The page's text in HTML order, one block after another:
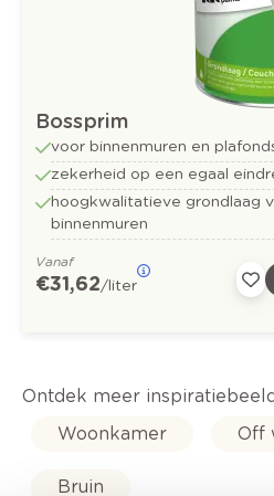
Bossprim
voor binnenmuren en
zekerheid op een egaal
hoogkwalitatieve grondlaag
binnenmuren
Vanaf
€ 31,62/liter
Ontdek meer
Woonkamer
Off
Bruin